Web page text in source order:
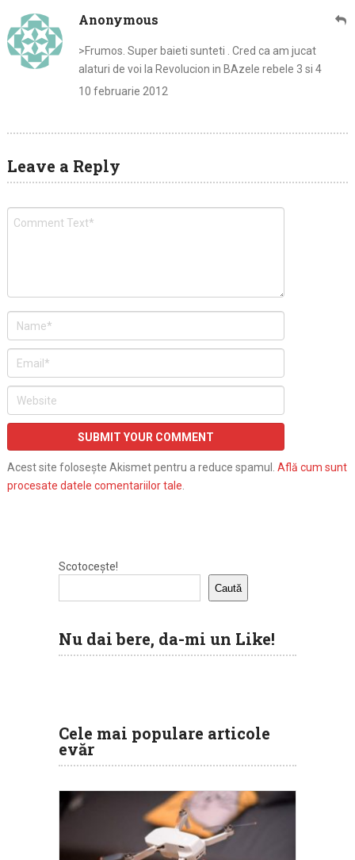
Anonymous
>Frumos. Super baieti sunteti . Cred ca am jucat
alaturi de voi la Revolucion in BAzele rebele 3 si 4
10 februarie 2012
Leave a Reply
Acest site folosește Akismet pentru a reduce spamul. Află cum sunt
procesate datele comentariilor tale
Scotocește!
Caută
Nu dai bere, da-mi un Like!
Cele mai populare articole
evăr